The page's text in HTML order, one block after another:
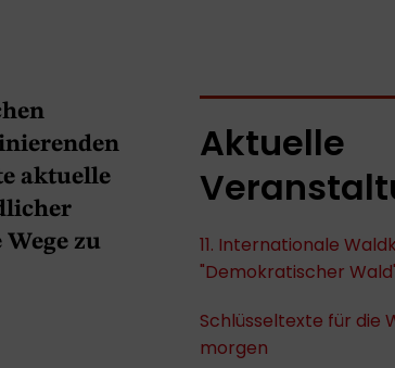
aktuelle
zu
Aktuelle
11. Internationale
"Demokratischer
Schlüsseltexte für die
morgen